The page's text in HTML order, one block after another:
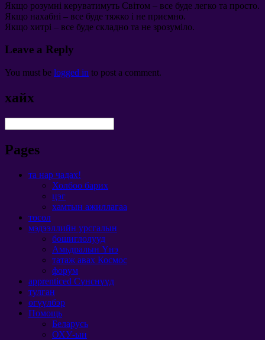
Якщо розумні керуватимуть Світом – все буде легко та просто.
Якщо нахабні – все буде тяжко і не приємно.
Якщо хитрі – все буде складно та не зрозуміло.
Leave a Reply
You must be logged in to post a comment.
хайх
Pages
та нар чадах!
Холбоо барих
цэг
хамтын ажиллагаа
төсөл
мэдээллийн урсгалын
бошиглолууд
Амьдралын Үнэ
татаж авах Космос
форум
apprenticed Сүнснүүд
тулган
өгүүлбэр
Помощь
Беларусь
ОХУ-ын